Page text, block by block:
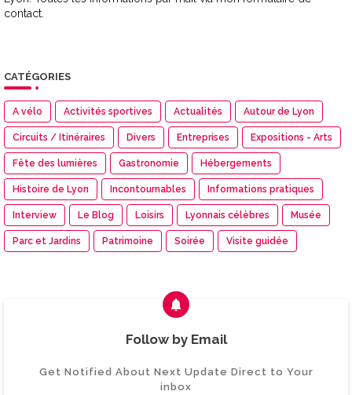
contact.
CATÉGORIES
A vélo Activités sportives Actualités Autour de Lyon
Circuits / Itinéraires Divers Entreprises Expositions - Arts
Fête des lumières Gastronomie Hébergements
Histoire de Lyon Incontournables Informations pratiques
Interview Le Blog Loisirs Lyonnais célèbres Musée
Parc et Jardins Patrimoine Soirée Visite guidée
Follow by Email
Get Notified About Next Update Direct to Your
inbox